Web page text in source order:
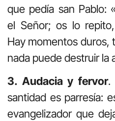
que pedía san Pablo:
el Señor; os lo
Hay momentos duros,
nada puede destruir la
3. Audacia y fervor.
santidad es parresía:
evangelizador que